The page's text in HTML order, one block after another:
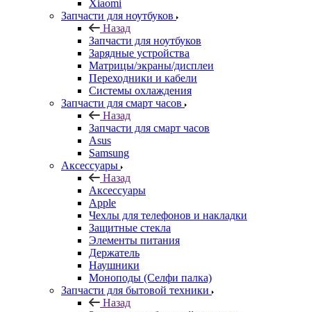
Xiaomi
Запчасти для ноутбуков
Назад
Запчасти для ноутбуков
Зарядные устройства
Матрицы/экраны/дисплеи
Переходники и кабели
Системы охлаждения
Запчасти для смарт часов
Назад
Запчасти для смарт часов
Asus
Samsung
Аксессуары
Назад
Аксессуары
Apple
Чехлы для телефонов и накладки
Защитные стекла
Элементы питания
Держатель
Наушники
Моноподы (Селфи палка)
Запчасти для бытовой техники
Назад